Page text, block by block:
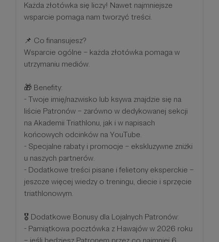
Każda złotówka się liczy! Nawet najmniejsze
wsparcie pomaga nam tworzyć treści.
📌 Co finansujesz?
Wsparcie ogólne – każda złotówka pomaga w
utrzymaniu mediów.
🎁 Benefity:
- Twoje imię/nazwisko lub ksywa znajdzie się na
liście Patronów – zarówno w dedykowanej sekcji
na Akademii Triathlonu, jak i w napisach
końcowych odcinków na YouTube.
- Specjalne rabaty i promocje – ekskluzywne zniżki
u naszych partnerów.
- Dodatkowe treści pisane i felietony eksperckie –
jeszcze więcej wiedzy o treningu, diecie i sprzęcie
triathlonowym.
🎖 Dodatkowe Bonusy dla Lojalnych Patronów:
- Pamiątkowa pocztówka z Hawajów w 2026 roku